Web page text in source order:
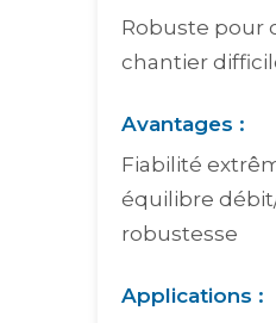
Robuste pour
chantier
Avantages :
Fiabilité
équilibre
robustesse
Applications :